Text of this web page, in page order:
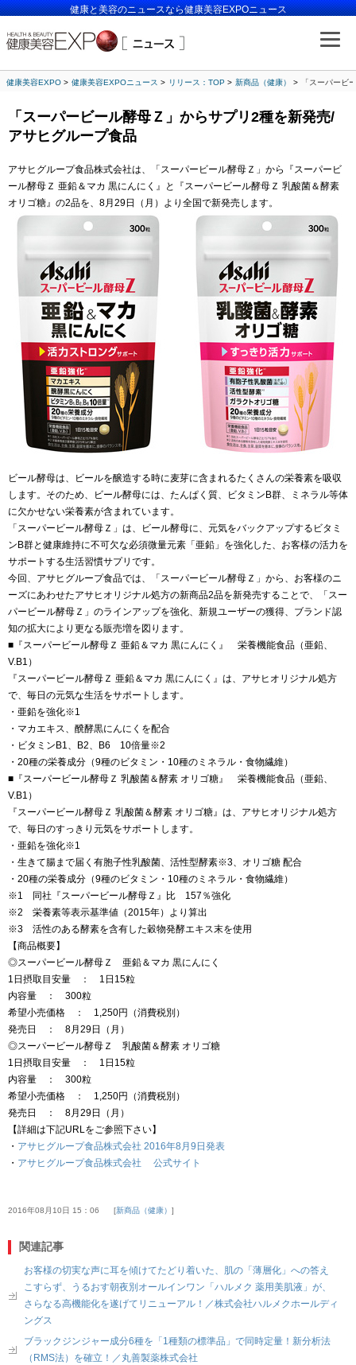
健康と美容のニュースなら健康美容EXPOニュース
健康美容EXPO 健康美容EXPOニュース リリース：TOP 新商品（健康） 「スーパービ
「スーパービール酵母Ｚ」からサプリ2種を新発売/
アサヒグループ食品
アサヒグループ食品株式会社は、「スーパービール酵母Ｚ」から『スーパービ
ール酵母Ｚ 亜鉛＆マカ 黒にんにく』と『スーパービール酵母Ｚ 乳酸菌＆酵素
オリゴ糖』の2品を、8月29日（月）より全国で新発売します。
ビール酵母は、ビールを醸造する時に麦芽に含まれるたくさんの栄養素を吸収
します。そのため、ビール酵母には、たんぱく質、ビタミンB群、ミネラル等体
に欠かせない栄養素が含まれています。
「スーパービール酵母Ｚ」は、ビール酵母に、元気をバックアップするビタミ
ンB群と健康維持に不可欠な必須微量元素「亜鉛」を強化した、お客様の活力を
サポートする生活習慣サプリです。
今回、アサヒグループ食品では、「スーパービール酵母Ｚ」から、お客様のニ
ーズにあわせたアサヒオリジナル処方の新商品2品を新発売することで、「スー
パービール酵母Ｚ」のラインアップを強化、新規ユーザーの獲得、ブランド認
知の拡大により更なる販売増を図ります。
■『スーパービール酵母Ｚ 亜鉛＆マカ 黒にんにく』 栄養機能食品（亜鉛、
V.B1）
『スーパービール酵母Ｚ 亜鉛＆マカ 黒にんにく』は、アサヒオリジナル処方
で、毎日の元気な生活をサポートします。
・亜鉛を強化※1
・マカエキス、醗酵黒にんにくを配合
・ビタミンB1、B2、B6 10倍量※2
・20種の栄養成分（9種のビタミン・10種のミネラル・食物繊維）
■『スーパービール酵母Ｚ 乳酸菌＆酵素 オリゴ糖』 栄養機能食品（亜鉛、
V.B1）
『スーパービール酵母Ｚ 乳酸菌＆酵素 オリゴ糖』は、アサヒオリジナル処方
で、毎日のすっきり元気をサポートします。
・亜鉛を強化※1
・生きて腸まで届く有胞子性乳酸菌、活性型酵素※3、オリゴ糖 配合
・20種の栄養成分（9種のビタミン・10種のミネラル・食物繊維）
※1 同社『スーパービール酵母Ｚ』比 157％強化
※2 栄養素等表示基準値（2015年）より算出
※3 活性のある酵素を含有した穀物発酵エキス末を使用
【商品概要】
◎スーパービール酵母Ｚ 亜鉛＆マカ 黒にんにく
1日摂取目安量 ： 1日15粒
内容量 ： 300粒
希望小売価格 ： 1,250円（消費税別）
発売日 ： 8月29日（月）
◎スーパービール酵母Ｚ 乳酸菌＆酵素 オリゴ糖
1日摂取目安量 ： 1日15粒
内容量 ： 300粒
希望小売価格 ： 1,250円（消費税別）
発売日 ： 8月29日（月）
【詳細は下記URLをご参照下さい】
・ アサヒグループ食品株式会社 2016年8月9日発表
・ アサヒグループ食品株式会社 公式サイト
2016年08月10日 15：06 新商品（健康）
関連記事
お客様の切実な声に耳を傾けてたどり着いた、肌の「薄層化」への答え
こすらず、うるおす朝夜別オールインワン「ハルメク 薬用美肌液」が、
さらなる高機能化を遂げてリニューアル！／株式会社ハルメクホールディ
ングス
ブラックジンジャー成分6種を「1種類の標準品」で同時定量！新分析法
（RMS法）を確立！／丸善製薬株式会社